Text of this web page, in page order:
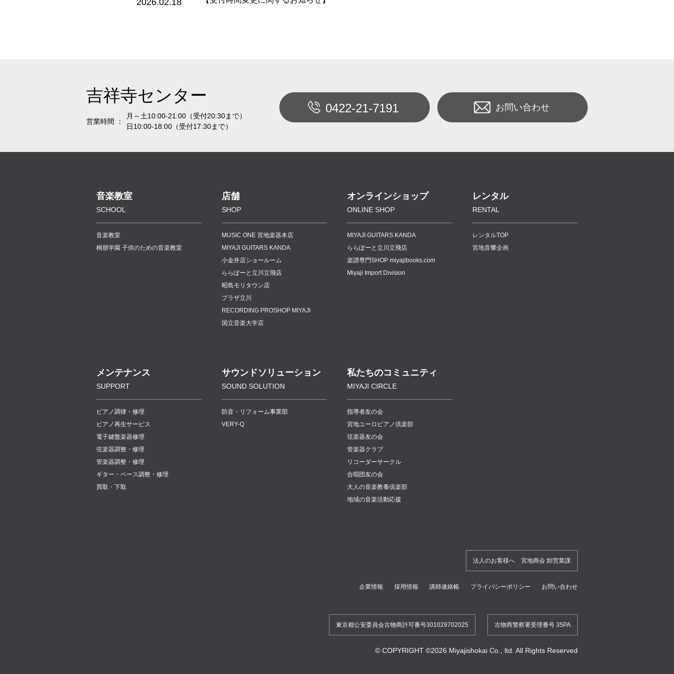
2026.02.18
吉祥寺センター
営業時間 ：
月～土10:00-21:00（受付20:30まで）
日10:00-18:00（受付17:30まで）
0422-21-7191 お問い合わせ
音楽教室
SCHOOL
音楽教室
桐朋学園 子供のための音楽教室
店舗
SHOP
MUSIC ONE 宮地楽器本店
MIYAJI GUITARS KANDA
小金井店ショールーム
ららぽーと立川立飛店
昭島モリタウン店
プラザ立川
RECORDING PROSHOP MIYAJI
国立音楽大学店
オンラインショップ
ONLINE SHOP
MIYAJI GUITARS KANDA
ららぽーと立川立飛店
楽譜専門SHOP miyajibooks.com
Miyaji Import Division
レンタル
RENTAL
レンタルTOP
宮地音響企画
メンテナンス
SUPPORT
ピアノ調律・修理
ピアノ再生サービス
電子鍵盤楽器修理
弦楽器調整・修理
管楽器調整・修理
ギター・ベース調整・修理
買取・下取
サウンドソリューション
SOUND SOLUTION
防音・リフォーム事業部
VERY-Q
私たちのコミュニティ
MIYAJI CIRCLE
指導者友の会
宮地ユーロピアノ倶楽部
弦楽器友の会
管楽器クラブ
リコーダーサークル
合唱団友の会
大人の音楽教養倶楽部
地域の音楽活動応援
法人のお客様へ 宮地商会 卸営業課
企業情報 採用情報 講師連絡帳 プライバシーポリシー お問い合わせ
東京都公安委員会古物商許可番号301029702025 古物商警察署受理番号 35PA
© COPYRIGHT ©2026 Miyajishokai Co., ltd. All Rights Reserved